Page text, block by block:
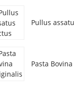
Pullus
Pasta